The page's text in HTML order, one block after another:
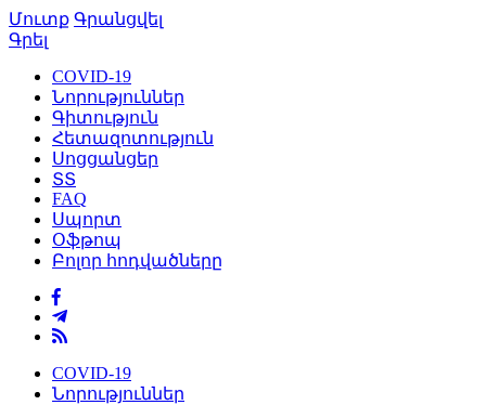
Մուտք Գրանցվել
Գրել
COVID-19
Նորություններ
Գիտություն
Հետազոտություն
Սոցցանցեր
ՏՏ
FAQ
Սպորտ
Օֆթոպ
Բոլոր հոդվածները
COVID-19
Նորություններ